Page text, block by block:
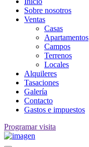
Sobre nosotros
Ventas
Casas
Apartamentos
Campos
Terrenos
Locales
Alquileres
Tasaciones
Galería
Contacto
Gastos e impuestos
Programar visita